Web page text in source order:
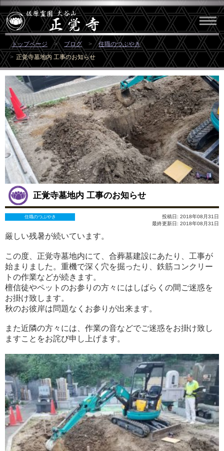
トップページ ブログ
住職のつぶやき
正覚寺墓地内 工事のお知らせ
正覚寺墓地内 工事のお知らせ
住職のつぶやき
投稿日: 2018年08月31日
最終更新日: 2018年08月31日
厳しい残暑が続いています。
この度、正覚寺墓地内にて、合葬墓建設にあたり、工事が
始まりました。重機で深く穴を掘ったり、鉄筋コンクリー
トの作業などが続きます。
檀信徒やペットのお参りの方々にはしばらくの間ご迷惑を
お掛け致します。
秋のお彼岸は問題なくお参りが出来ます。
また近隣の方々には、作業の音などでご迷惑をお掛け致し
ますことをお詫び申し上げます。